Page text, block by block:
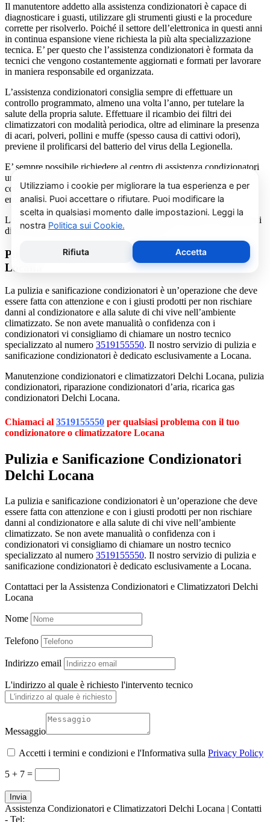
Il manutentore addetto alla assistenza condizionatori è capace di
diagnosticare i guasti, utilizzare gli strumenti giusti e la procedure
corrette per risolverlo. Poiché il settore dell’elettronica in questi anni
in continua espansione viene richiesta la più alta specializzazione
tecnica. E’ per questo che l’assistenza condizionatori è formata da
tecnici che vengono costantemente aggiornati e formati per lavorare
in maniera responsabile ed organizzata.
L’assistenza condizionatori consiglia sempre di effettuare un
controllo programmato, almeno una volta l’anno, per tutelare la
salute della propria salute. Effettuare il ricambio dei filtri dei
climatizzatori con modalità periodica, oltre ad eliminare la presenza
di acari, polveri, pollini e muffe (spesso causa di cattivi odori),
previene il prolificarsi del batterio del virus della Legionella.
E’ sempre possibile richiedere al centro di assistenza condizionatori
una consulenza gratuita per un montaggio di un nuovo
condizionatore o sulle ultime normative in materia di risparmio
energetico.
La salute e il benessere sono quindi essere gli obiettivi fondamentali
di un addetto alla assistenza condizionatori.
Pulizia e Sanificazione Condizionatori Delchi
Locana
La pulizia e sanificazione condizionatori è un’operazione che deve
essere fatta con attenzione e con i giusti prodotti per non rischiare
danni al condizionatore e alla salute di chi vive nell’ambiente
climatizzato. Se non avete manualità o confidenza con i
condizionatori vi consigliamo di chiamare un nostro tecnico
specializzato al numero 3519155550. Il nostro servizio di pulizia e
sanificazione condizionatori è dedicato esclusivamente a Locana.
Manutenzione condizionatori e climatizzatori Delchi Locana, pulizia
condizionatori, riparazione condizionatori d’aria, ricarica gas
condizionatori Delchi Locana.
Chiamaci al 3519155550 per qualsiasi problema con il tuo
condizionatore o climatizzatore Locana
Pulizia e Sanificazione Condizionatori
Delchi Locana
La pulizia e sanificazione condizionatori è un’operazione che deve
essere fatta con attenzione e con i giusti prodotti per non rischiare
danni al condizionatore e alla salute di chi vive nell’ambiente
climatizzato. Se non avete manualità o confidenza con i
condizionatori vi consigliamo di chiamare un nostro tecnico
specializzato al numero 3519155550. Il nostro servizio di pulizia e
sanificazione condizionatori è dedicato esclusivamente a Locana.
Contattaci per la Assistenza Condizionatori e Climatizzatori Delchi
Locana
Nome
Telefono
Indirizzo email
L'indirizzo al quale è richiesto l'intervento tecnico
Messaggio
Accetti i termini e condizioni e l'Informativa sulla Privacy Policy
5 + 7 =
Invia
Assistenza Condizionatori e Climatizzatori Delchi Locana | Contatti
- Tel: